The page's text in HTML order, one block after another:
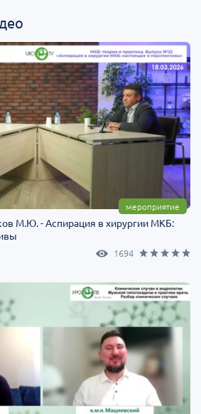
мероприятие
М.Ю. - Аспирация в хирургии МКБ:
1694